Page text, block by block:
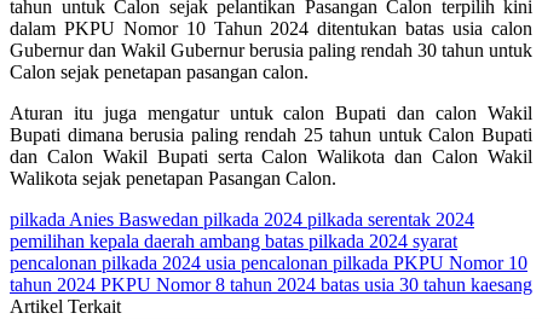
tahun untuk Calon sejak pelantikan Pasangan Calon terpilih kini
dalam PKPU Nomor 10 Tahun 2024 ditentukan batas usia calon
Gubernur dan Wakil Gubernur berusia paling rendah 30 tahun untuk
Calon sejak penetapan pasangan calon.
Aturan itu juga mengatur untuk calon Bupati dan calon Wakil
Bupati dimana berusia paling rendah 25 tahun untuk Calon Bupati
dan Calon Wakil Bupati serta Calon Walikota dan Calon Wakil
Walikota sejak penetapan Pasangan Calon.
pilkada Anies Baswedan pilkada 2024 pilkada serentak 2024
pemilihan kepala daerah ambang batas pilkada 2024 syarat
pencalonan pilkada 2024 usia pencalonan pilkada PKPU Nomor 10
tahun 2024 PKPU Nomor 8 tahun 2024 batas usia 30 tahun kaesang
Artikel Terkait